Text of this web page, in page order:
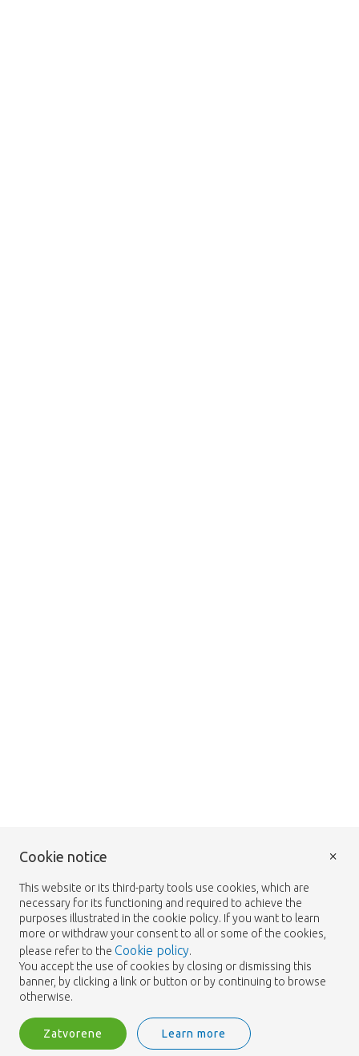
Cookie notice
This website or its third-party tools use cookies, which are
necessary for its functioning and required to achieve the
purposes illustrated in the cookie policy. If you want to learn
more or withdraw your consent to all or some of the cookies,
please refer to the Cookie policy.
You accept the use of cookies by closing or dismissing this
banner, by clicking a link or button or by continuing to browse
otherwise.
Zatvorene Learn more
×